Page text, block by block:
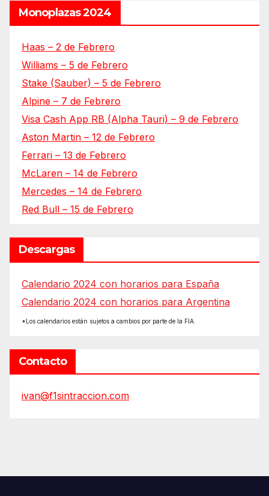
Monoplazas 2024
Haas – 2 de Febrero
Williams – 5 de Febrero
Stake (Sauber) – 5 de Febrero
Alpine – 7 de Febrero
Visa Cash App RB (Alpha Tauri) – 9 de Febrero
Aston Martin – 12 de Febrero
Ferrari – 13 de Febrero
McLaren – 14 de Febrero
Mercedes – 14 de Febrero
Red Bull – 15 de Febrero
Descargas
Calendario 2024 con horarios para España
Calendario 2024 con horarios para Argentina
*Los calendarios están sujetos a cambios por parte de la FIA.
Contacto
ivan@f1sintraccion.com